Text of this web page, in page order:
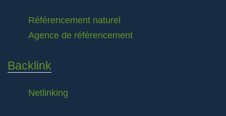
Référencement naturel
Agence de référencement
Backlink
Netlinking